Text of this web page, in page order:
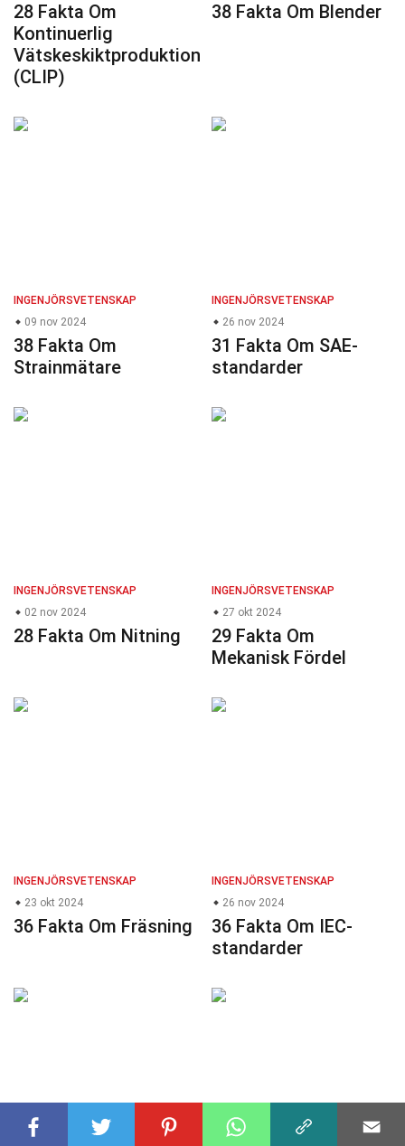
28 Fakta Om
Kontinuerlig
Vätskeskiktproduktion
(CLIP)
38 Fakta Om Blender
INGENJÖRSVETENSKAP
09 nov 2024
38 Fakta Om
Strainmätare
INGENJÖRSVETENSKAP
26 nov 2024
31 Fakta Om SAE-
standarder
INGENJÖRSVETENSKAP
02 nov 2024
28 Fakta Om Nitning
INGENJÖRSVETENSKAP
27 okt 2024
29 Fakta Om
Mekanisk Fördel
INGENJÖRSVETENSKAP
23 okt 2024
36 Fakta Om Fräsning
INGENJÖRSVETENSKAP
26 nov 2024
36 Fakta Om IEC-
standarder